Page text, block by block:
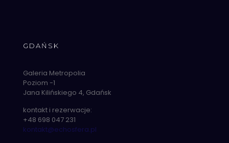
GDAŃSK
Galeria Metropolia
Poziom -1
Jana Kilińskiego 4, Gdańsk
kontakt i rezerwacje:
+48 698 047 231
kontakt@echosfera.pl